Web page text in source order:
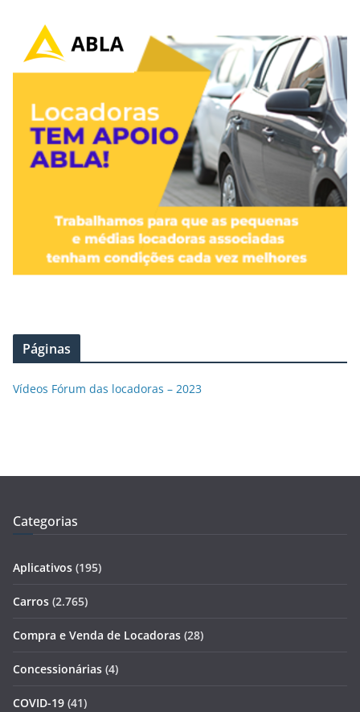
Páginas
Vídeos Fórum das locadoras – 2023
Categorias
Aplicativos (195)
Carros (2.765)
Compra e Venda de Locadoras (28)
Concessionárias (4)
COVID-19 (41)